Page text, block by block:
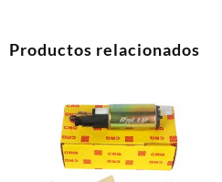
Productos relacionados